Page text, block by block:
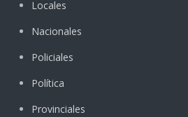
Locales
Nacionales
Policiales
Política
Provinciales